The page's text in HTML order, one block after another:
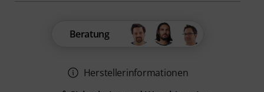
Beratung
Herstellerinformationen